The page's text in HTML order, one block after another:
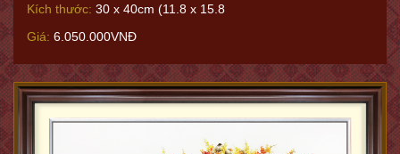
Kích thước: 30 x 40cm (11.8 x 15.8
Giá: 6.050.000VNĐ